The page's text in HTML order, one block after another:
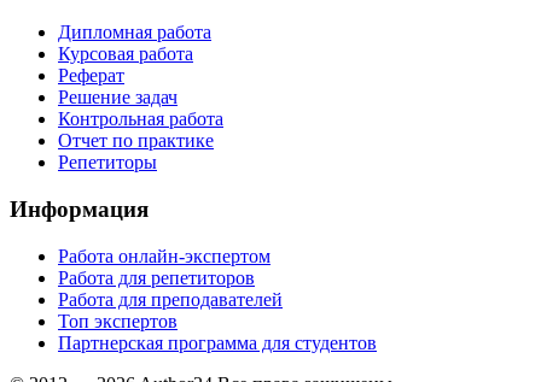
Дипломная работа
Курсовая работа
Реферат
Решение задач
Контрольная работа
Отчет по практике
Репетиторы
Информация
Работа онлайн-экспертом
Работа для репетиторов
Работа для преподавателей
Топ экспертов
Партнерская программа для студентов